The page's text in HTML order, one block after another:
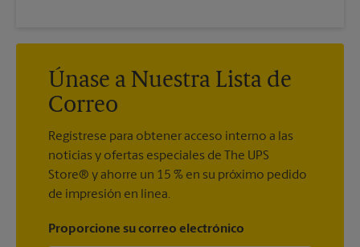
Únase a Nuestra Lista de
Correo
Regístrese para obtener acceso interno a las
noticias y ofertas especiales de The UPS
Store® y ahorre un 15 % en su próximo pedido
de impresión en línea.
Proporcione su correo electrónico